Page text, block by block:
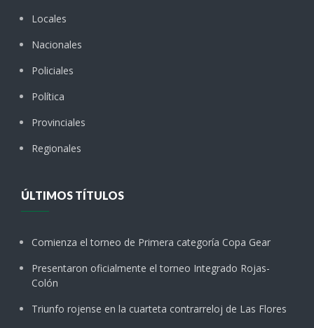
Locales
Nacionales
Policiales
Política
Provinciales
Regionales
ÚLTIMOS TÍTULOS
Comienza el torneo de Primera categoría Copa Gear
Presentaron oficialmente el torneo Integrado Rojas-
Colón
Triunfo rojense en la cuarteta contrarreloj de Las Flores